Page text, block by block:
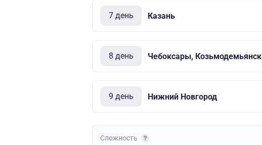
7 день Казань
8 день Чебоксары, Козьмодемьянск
9 день Нижний Новгород
Сложность